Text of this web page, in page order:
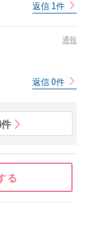
返信 1件
通報
返信 0件
る